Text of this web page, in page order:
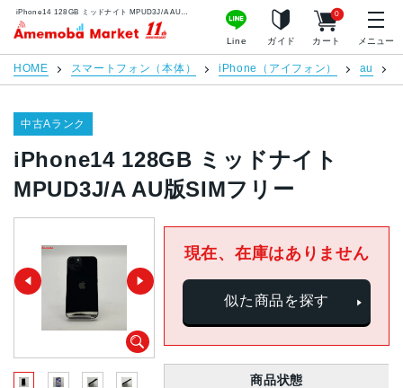
iPhone14 128GB ミッドナイト MPUD3J/A AU版SIMフリー | 中古スマホ販売のアメモバマーケット
アメモバマーケット
Line ガイド カート
0
メニュー
HOME スマートフォン（本体） iPhone（アイフォン） au
中古Aランク
iPhone14 128GB ミッドナイト
MPUD3J/A AU版SIMフリー
現在、在庫はありません
似た商品を探す
商品状態